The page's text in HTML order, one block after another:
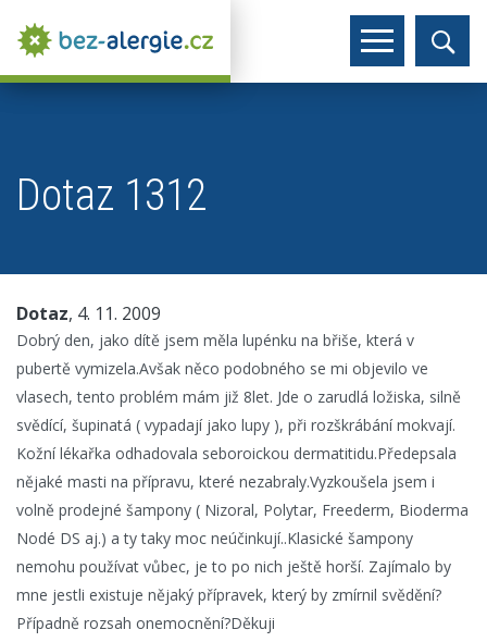
Dotaz 1312
Dotaz, 4. 11. 2009
Dobrý den, jako dítě jsem měla lupénku na břiše, která v
pubertě vymizela.Avšak něco podobného se mi objevilo ve
vlasech, tento problém mám již 8let. Jde o zarudlá ložiska, silně
svědící, šupinatá ( vypadají jako lupy ), při rozškrábání mokvají.
Kožní lékařka odhadovala seboroickou dermatitidu.Předepsala
nějaké masti na přípravu, které nezabraly.Vyzkoušela jsem i
volně prodejné šampony ( Nizoral, Polytar, Freederm, Bioderma
Nodé DS aj.) a ty taky moc neúčinkují..Klasické šampony
nemohu používat vůbec, je to po nich ještě horší. Zajímalo by
mne jestli existuje nějaký přípravek, který by zmírnil svědění?
Případně rozsah onemocnění?Děkuji